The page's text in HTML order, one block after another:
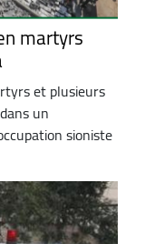
martyrs
et plusieurs
un
sioniste